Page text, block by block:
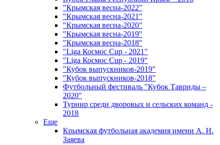
"Крымская весна-2022"
"Крымская весна-2021"
"Крымская весна-2020"
"Крымская весна-2019"
"Крымская весна-2018"
"Liga Космос Cup - 2021"
"Liga Космос Cup - 2019"
"Кубок выпускников-2019"
"Кубок выпускников-2018"
Футбольный фестиваль "Кубок Тавриды –
2020"
Турнир среди дворовых и сельских команд -
2018
Еще
Крымская футбольная академия имени А. Н.
Заяева